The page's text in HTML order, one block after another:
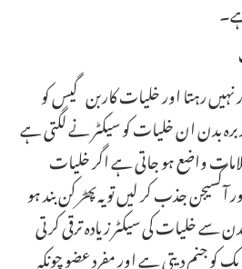
نہیں رہتا اور خلیات کاربن گیس کو
بدن ان خلیات کو سیکٹر نے لگتی ہے
واضع ہو جاتی ہے اگر خلیات
جذب کر لیں تو یہپھڑکن بند ہو
سے خلیات کی سیکٹر زیادہ ترقی کرتی
کو جنم دیتی ہے اور مفرد عضو چونکہ